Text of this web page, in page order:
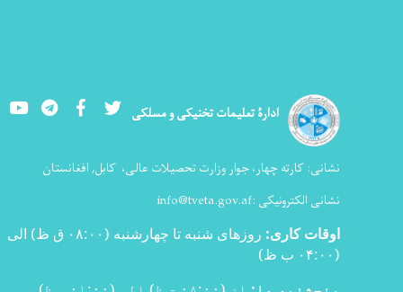
ادارۀ تعلیمات تخنیکی و مسلکی YoutubeLinkedInFacebook Twitter
نشانی: کارته چهار، جوار وزارت تحصیلات عالی، کابل, افغانستان
نشانی الکترونیکی :info@tveta.gov.af
اوقات کاری:
روزهای شنبه تا چهارشنبه (۰۸:۰۰ ق ظ) الی
(۰۴:۰۰ ب ظ
)